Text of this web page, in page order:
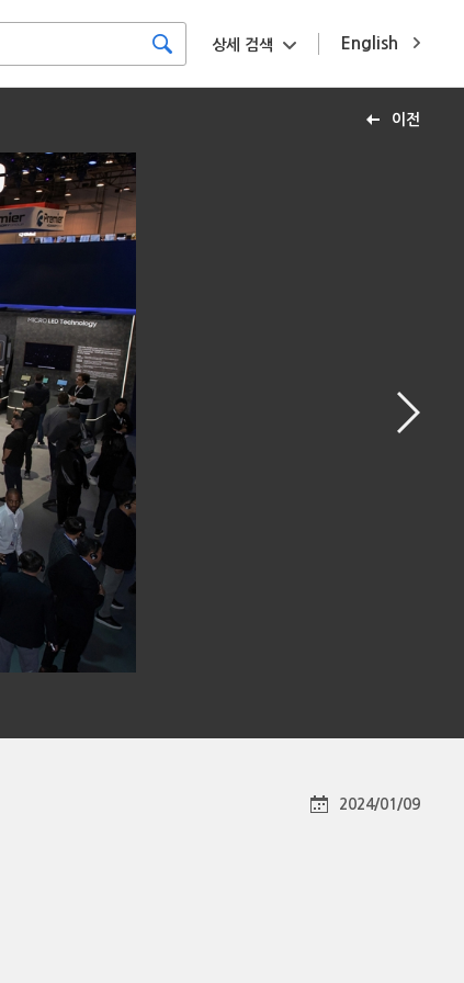
English
상세 검색
이전
2024/01/09